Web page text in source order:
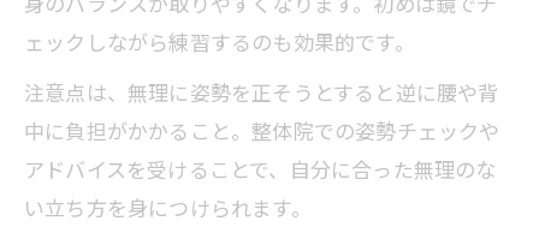
ェックしながら練習するのも効果的です。
注意点は、無理に姿勢を正そうとすると逆に腰や背
中に負担がかかること。整体院での姿勢チェックや
アドバイスを受けることで、自分に合った無理のな
い立ち方を身につけられます。